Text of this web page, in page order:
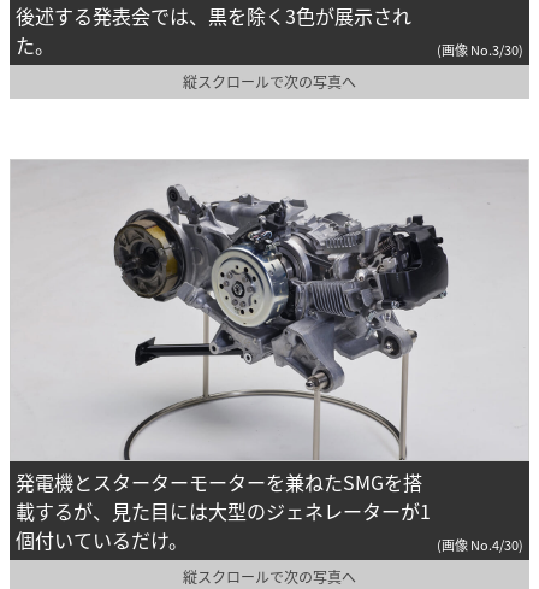
後述する発表会では、黒を除く3色が展示され
た。
(画像 No.3/30)
縦スクロールで次の写真へ
発電機とスターターモーターを兼ねたSMGを搭
載するが、見た目には大型のジェネレーターが1
個付いているだけ。
(画像 No.4/30)
縦スクロールで次の写真へ